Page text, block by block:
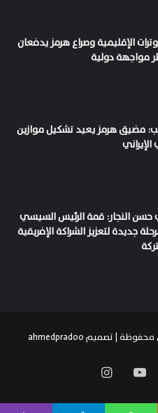
الإقليمية وصراع هرمز يدفعان
مواجهة دولية
مضيق هرمز يعيد تشكيل موازين
حسن النجار: قمة الرئيس السيسي
جديدة لتعزيز الشراكة الإفريقية
ahmedpradoo
‫YouTube